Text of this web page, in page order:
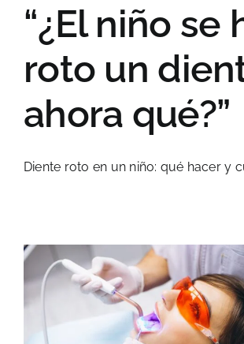
Blog
FAQ’s
Pedir cita
“¿El niño se
roto un
ahora qué?”
Diente roto en un niño: qué hacer y